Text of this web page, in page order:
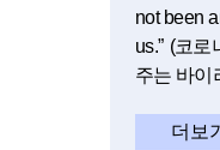
not been
us.” (코
주는 바이
더보